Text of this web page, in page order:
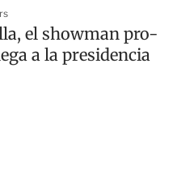
el showman pro-
a la presidencia